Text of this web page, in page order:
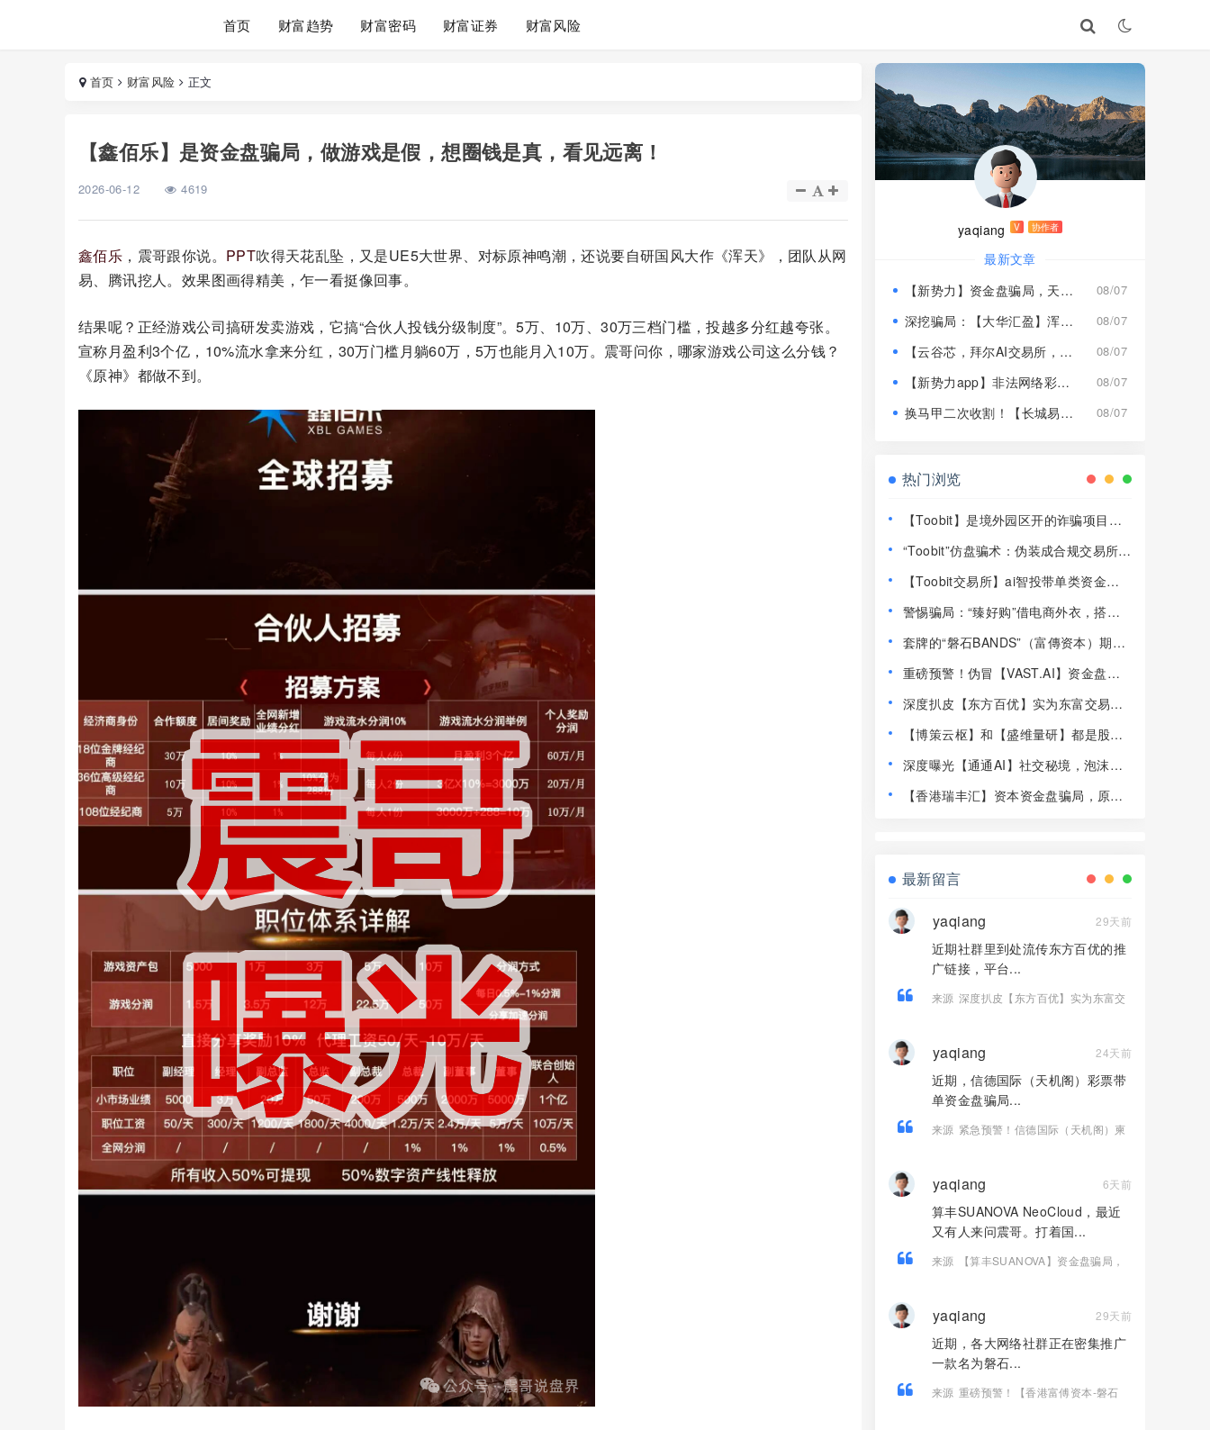
首页 财富趋势 财富密码 财富证券 财富风险
首页 财富风险 正文
【鑫佰乐】是资金盘骗局，做游戏是假，想圈钱是真，看见远离！
2026-06-12 4619
鑫佰乐 ，震哥跟你说。 PPT吹得天花乱坠，又是UE5大世界、对标原神鸣潮，还说要自研国风大作《浑天》，团队从网
易、腾讯挖人。效果图画得精美，乍一看挺像回事。
结果呢？正经游戏公司搞研发卖游戏，它搞“合伙人投钱分级制度”。5万、10万、30万三档门槛，投越多分红越夸张。
宣称月盈利3个亿，10%流水拿来分红，30万门槛月躺60万，5万也能月入10万。震哥问你，哪家游戏公司这么分钱？
《原神》都做不到。
yaqiang V 协作者
最新文章
【新势力】资金盘骗局，天宫国际和平娱乐的狗推换个马甲又来割韭菜！
08/07
深挖骗局：【大华汇盈】浑身造假，冒用演员充当总监，啼笑皆非！ 08/07
【云谷芯，拜尔AI交易所，塔吉跨境电商】这3个项目都是骗局，近期跑路跟即将崩盘收割，赶紧远离！ 08/07
【新势力app】非法网络彩票骗局，“天宫国际”和“和平娱乐”骗子搞的杀猪盘，远离！ 08/07
换马甲二次收割！【长城易趣】平移【康盛科技】又是致命骗局！ 08/07
热门浏览
【Toobit】是境外园区开的诈骗项目，
“Toobit”仿盘骗术：伪装成合规交易所，
骗局！
【Toobit交易所】ai智投带单类资金盘
离！
警惕骗局：“臻好购”借电商外衣，搭建
套牌的“磐石BANDS”（富傳资本）期货
将崩盘跑路！
重磅预警！伪冒【VAST.AI】资金盘传
深度扒皮【东方百优】实为东富交易所
满！
【博策云枢】和【盛维量研】都是股票
深度曝光【通通AI】社交秘境，泡沫堆
【香港瑞丰汇】资本资金盘骗局，原拓
最新留言
yaqiang 29天前
近期社群里到处流传东方百优的推
广链接，平台...
来源 深度扒皮【东方百优】实为东富交
yaqiang 24天前
近期，信德国际（天机阁）彩票带
单资金盘骗局...
来源 紧急预警！信德国际（天机阁）柬
yaqiang 6天前
算丰SUANOVA NeoCloud，最近
又有人来问震哥。打着国...
来源
【算丰SUANOVA】资金盘骗局，
yaqiang 29天前
近期，各大网络社群正在密集推广
一款名为磐石...
来源 重磅预警！【香港富傅资本-磐石